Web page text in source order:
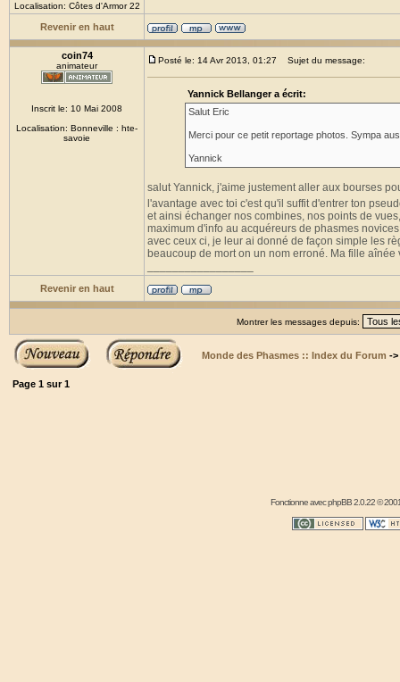
Localisation: Côtes d'Armor 22
Revenir en haut
coin74
animateur
Inscrit le: 10 Mai 2008
Localisation: Bonneville : hte-
savoie
Posté le: 14 Avr 2013, 01:27 Sujet du message:
Yannick Bellanger a écrit:
Salut Eric
Merci pour ce petit reportage photos. Sympa
Yannick
salut Yannick, j'aime justement aller aux bourses
l'avantage avec toi c'est qu'il suffit d'entrer ton
et ainsi échanger nos combines, nos points de
maximum d'info au acquéreurs de phasmes
avec ceux ci, je leur ai donné de façon simple les
beaucoup de mort on un nom erroné. Ma fille
Revenir en haut
Montrer les messages depuis:
Monde des Phasmes :: Index du Forum ->
Page 1 sur1
Fonctionne avecphpBB2.0.22 ©